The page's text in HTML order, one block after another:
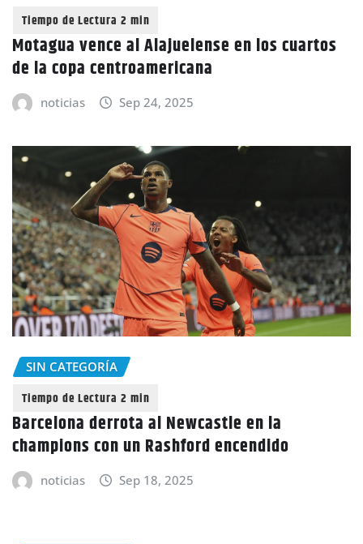
Motagua vence al Alajuelense en los cuartos
de la copa centroamericana
noticias Sep 24, 2025
SIN CATEGORÍA
Barcelona derrota al Newcastle en la
champions con un Rashford encendido
noticias Sep 18, 2025